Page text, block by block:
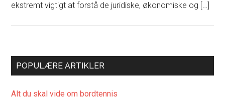
ekstremt vigtigt at forstå de juridiske, økonomiske og […]
POPULÆRE ARTIKLER
Alt du skal vide om bordtennis